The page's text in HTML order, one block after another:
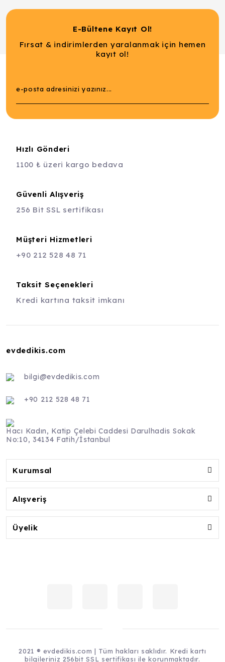
E-Bültene Kayıt Ol!
Fırsat & indirimlerden yaralanmak için hemen
kayıt ol!
Hızlı Gönderi
1100 ₺ üzeri kargo bedava
Güvenli Alışveriş
256 Bit SSL sertifikası
Müşteri Hizmetleri
+90 212 528 48 71
Taksit Seçenekleri
Kredi kartına taksit imkanı
evdedikis.com
bilgi@evdedikis.com
+90 212 528 48 71
Hacı Kadın, Katip Çelebi Caddesi Darulhadis Sokak
No:10, 34134 Fatih/İstanbul
Kurumsal
Alışveriş
Üyelik
2021 ® evdedikis.com | Tüm hakları saklıdır. Kredi kartı
bilgileriniz 256bit SSL sertifikası ile korunmaktadır.